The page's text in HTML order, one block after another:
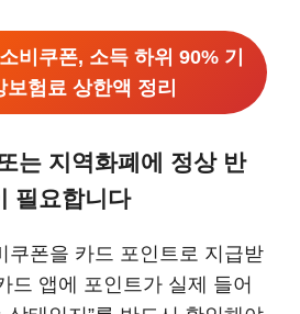
비쿠폰, 소득 하위 90% 기
보험료 상한액 정리
는 지역화폐에 정상 반
필요합니다
쿠폰을 카드 포인트로 지급받
드 앱에 포인트가 실제 들어